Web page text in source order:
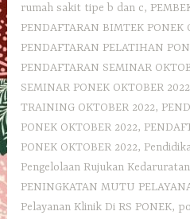
rumah sakit tipe b dan c,
PENDAFTARAN BIMTEK PONEK
PENDAFTARAN PELATIHAN
PENDAFTARAN SEMINAR
SEMINAR PONEK OKTOBER 2022
TRAINING OKTOBER 2022,
PONEK OKTOBER 2022,
PONEK OKTOBER 2022,
Pengelolaan Rujukan
PENINGKATAN MUTU
Pelayanan Klinik Di RS PONEK,